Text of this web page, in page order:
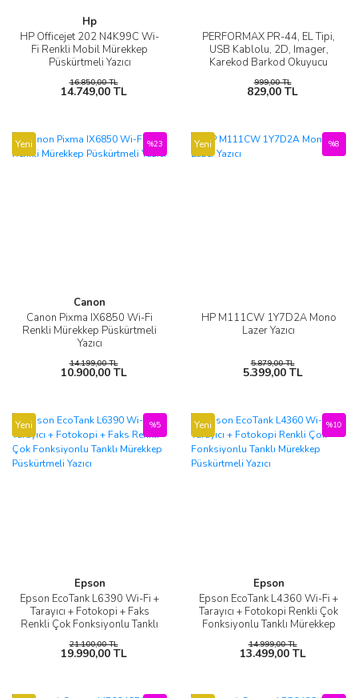
Hp
HP Officejet 202 N4K99C Wi-
Fi Renkli Mobil Mürekkep
Püskürtmeli Yazıcı
16.850,00 TL
14.749,00 TL
PERFORMAX PR-44, EL Tipi,
USB Kablolu, 2D, Imager,
Karekod Barkod Okuyucu
999,00 TL
829,00 TL
Yeni
Canon
Canon Pixma IX6850 Wi-Fi
Renkli Mürekkep Püskürtmeli
Yazıcı
%23
14.199,00 TL
10.900,00 TL
Yeni
HP M111CW 1Y7D2A Mono
Lazer Yazıcı
%8
5.879,00 TL
5.399,00 TL
Yeni
Epson
Epson EcoTank L6390 Wi-Fi +
Tarayıcı + Fotokopi + Faks
Renkli Çok Fonksiyonlu Tanklı
%5
21.100,00 TL
19.990,00 TL
Yeni
Epson
Epson EcoTank L4360 Wi-Fi +
Tarayıcı + Fotokopi Renkli Çok
Fonksiyonlu Tanklı Mürekkep
%10
14.999,00 TL
13.499,00 TL